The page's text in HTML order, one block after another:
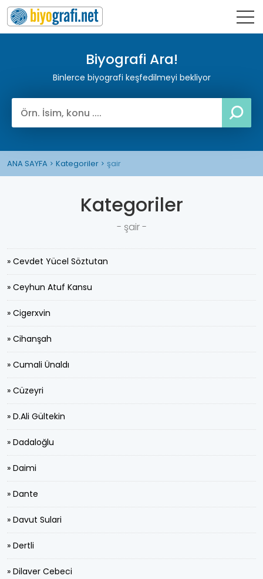
Biyografi Ara!
Binlerce biyografi keşfedilmeyi bekliyor
ANA SAYFA Kategoriler şair
Kategoriler
- şair -
» Cevdet Yücel Söztutan
» Ceyhun Atuf Kansu
» Cigerxvin
» Cihanşah
» Cumali Ünaldı
» Cüzeyri
» D.Ali Gültekin
» Dadaloğlu
» Daimi
» Dante
» Davut Sulari
» Dertli
» Dilaver Cebeci